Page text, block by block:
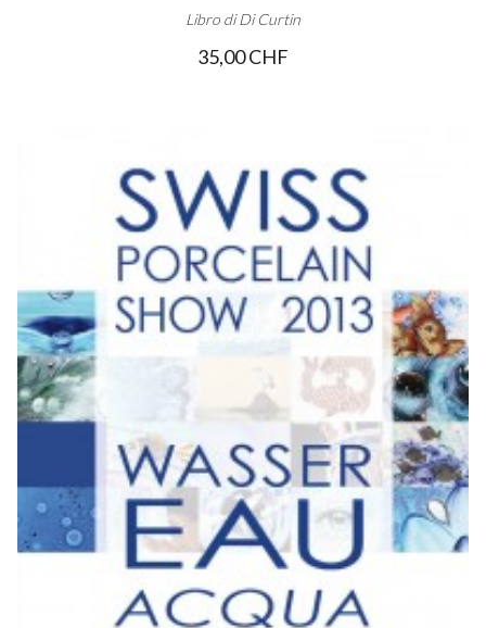
Libro di Di Curtin
35,00 CHF